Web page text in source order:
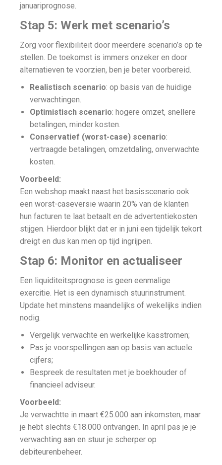
januariprognose.
Stap 5: Werk met scenario’s
Zorg voor flexibiliteit door meerdere scenario’s op te
stellen. De toekomst is immers onzeker en door
alternatieven te voorzien, ben je beter voorbereid.
Realistisch scenario: op basis van de huidige
verwachtingen.
Optimistisch scenario: hogere omzet, snellere
betalingen, minder kosten.
Conservatief (worst-case) scenario:
vertraagde betalingen, omzetdaling, onverwachte
kosten.
Voorbeeld:
Een webshop maakt naast het basisscenario ook
een worst-caseversie waarin 20% van de klanten
hun facturen te laat betaalt en de advertentiekosten
stijgen. Hierdoor blijkt dat er in juni een tijdelijk tekort
dreigt en dus kan men op tijd ingrijpen.
Stap 6: Monitor en actualiseer
Een liquiditeitsprognose is geen eenmalige
exercitie. Het is een dynamisch stuurinstrument.
Update het minstens maandelijks of wekelijks indien
nodig.
Vergelijk verwachte en werkelijke kasstromen;
Pas je voorspellingen aan op basis van actuele
cijfers;
Bespreek de resultaten met je boekhouder of
financieel adviseur.
Voorbeeld:
Je verwachtte in maart €25.000 aan inkomsten, maar
je hebt slechts €18.000 ontvangen. In april pas je je
verwachting aan en stuur je scherper op
debiteurenbeheer.